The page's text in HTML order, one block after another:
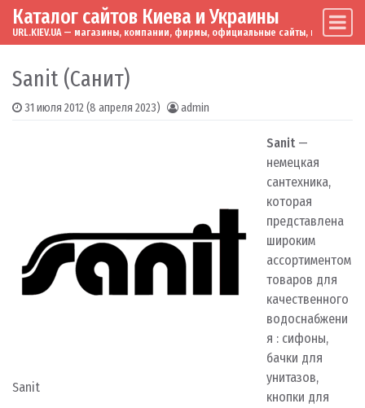
Skip to content
Main Navigation
Каталог сайтов Киева и Украины
URL.KIEV.UA — магазины, компании, фирмы, официальные сайты, мировые
Sanit (Санит)
31 июля 2012(8 апреля 2023) admin
Sanit
Sanit—
немецкая
сантехника,
которая
представлена
широким
ассортиментом
товаров для
качественного
водоснабжени
я : сифоны,
бачки для
унитазов,
кнопки для